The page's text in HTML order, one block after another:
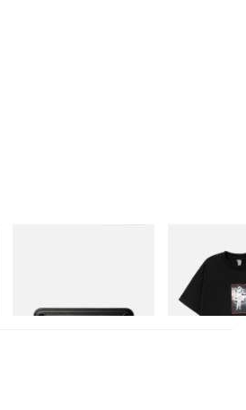
立即購入
BILLIONAIRE
INITIAL D
立即購入